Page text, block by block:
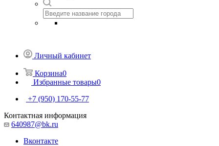
Личный кабинет
Корзина0
Избранные товары0
+7 (950) 170-55-77
Контактная информация
640987@bk.ru
Вконтакте